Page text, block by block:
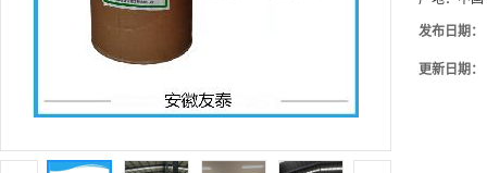
发布日期：
更新日期：